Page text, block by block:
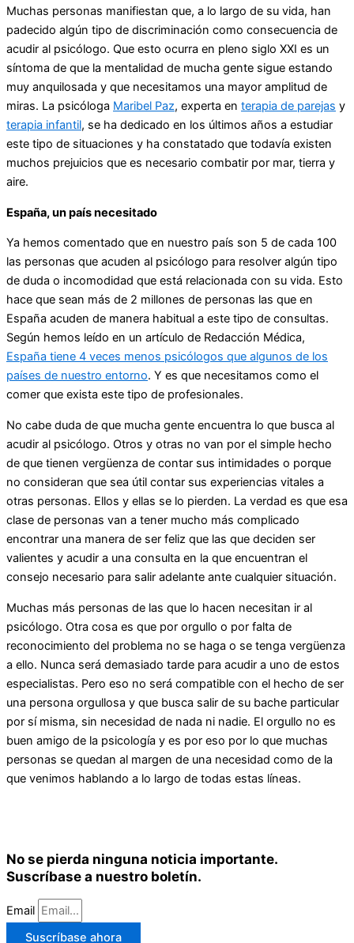
Muchas personas manifiestan que, a lo largo de su vida, han
padecido algún tipo de discriminación como consecuencia de
acudir al psicólogo. Que esto ocurra en pleno siglo XXI es un
síntoma de que la mentalidad de mucha gente sigue estando
muy anquilosada y que necesitamos una mayor amplitud de
miras. La psicóloga Maribel Paz, experta en terapia de parejas y
terapia infantil, se ha dedicado en los últimos años a estudiar
este tipo de situaciones y ha constatado que todavía existen
muchos prejuicios que es necesario combatir por mar, tierra y
aire.
España, un país necesitado
Ya hemos comentado que en nuestro país son 5 de cada 100
las personas que acuden al psicólogo para resolver algún tipo
de duda o incomodidad que está relacionada con su vida. Esto
hace que sean más de 2 millones de personas las que en
España acuden de manera habitual a este tipo de consultas.
Según hemos leído en un artículo de Redacción Médica,
España tiene 4 veces menos psicólogos que algunos de los
países de nuestro entorno. Y es que necesitamos como el
comer que exista este tipo de profesionales.
No cabe duda de que mucha gente encuentra lo que busca al
acudir al psicólogo. Otros y otras no van por el simple hecho
de que tienen vergüenza de contar sus intimidades o porque
no consideran que sea útil contar sus experiencias vitales a
otras personas. Ellos y ellas se lo pierden. La verdad es que esa
clase de personas van a tener mucho más complicado
encontrar una manera de ser feliz que las que deciden ser
valientes y acudir a una consulta en la que encuentran el
consejo necesario para salir adelante ante cualquier situación.
Muchas más personas de las que lo hacen necesitan ir al
psicólogo. Otra cosa es que por orgullo o por falta de
reconocimiento del problema no se haga o se tenga vergüenza
a ello. Nunca será demasiado tarde para acudir a uno de estos
especialistas. Pero eso no será compatible con el hecho de ser
una persona orgullosa y que busca salir de su bache particular
por sí misma, sin necesidad de nada ni nadie. El orgullo no es
buen amigo de la psicología y es por eso por lo que muchas
personas se quedan al margen de una necesidad como de la
que venimos hablando a lo largo de todas estas líneas.
No se pierda ninguna noticia importante.
Suscríbase a nuestro boletín.
Email
Suscríbase ahora